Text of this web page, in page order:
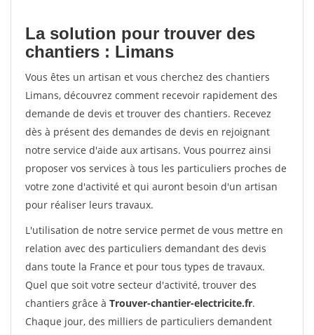
La solution pour trouver des
chantiers : Limans
Vous êtes un artisan et vous cherchez des chantiers
Limans, découvrez comment recevoir rapidement des
demande de devis et trouver des chantiers. Recevez
dès à présent des demandes de devis en rejoignant
notre service d'aide aux artisans. Vous pourrez ainsi
proposer vos services à tous les particuliers proches de
votre zone d'activité et qui auront besoin d'un artisan
pour réaliser leurs travaux.
L'utilisation de notre service permet de vous mettre en
relation avec des particuliers demandant des devis
dans toute la France et pour tous types de travaux.
Quel que soit votre secteur d'activité, trouver des
chantiers grâce à Trouver-chantier-electricite.fr.
Chaque jour, des milliers de particuliers demandent